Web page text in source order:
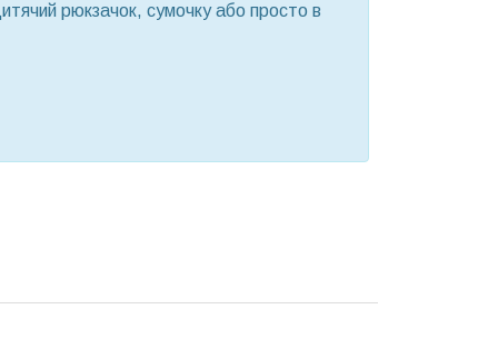
рюкзачок, сумочку або просто в